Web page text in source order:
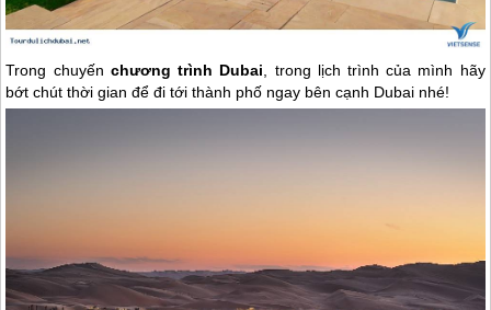
Trong chuyến chương trình Dubai , trong lịch trình của mình hãy
bớt chút thời gian để đi tới thành phố ngay bên cạnh Dubai nhé!